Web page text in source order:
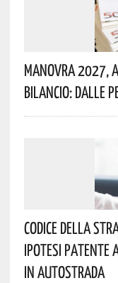
Manovra 2027,
Bilancio: Dalle
Codice Della
Ipotesi Patente
In Autostrada